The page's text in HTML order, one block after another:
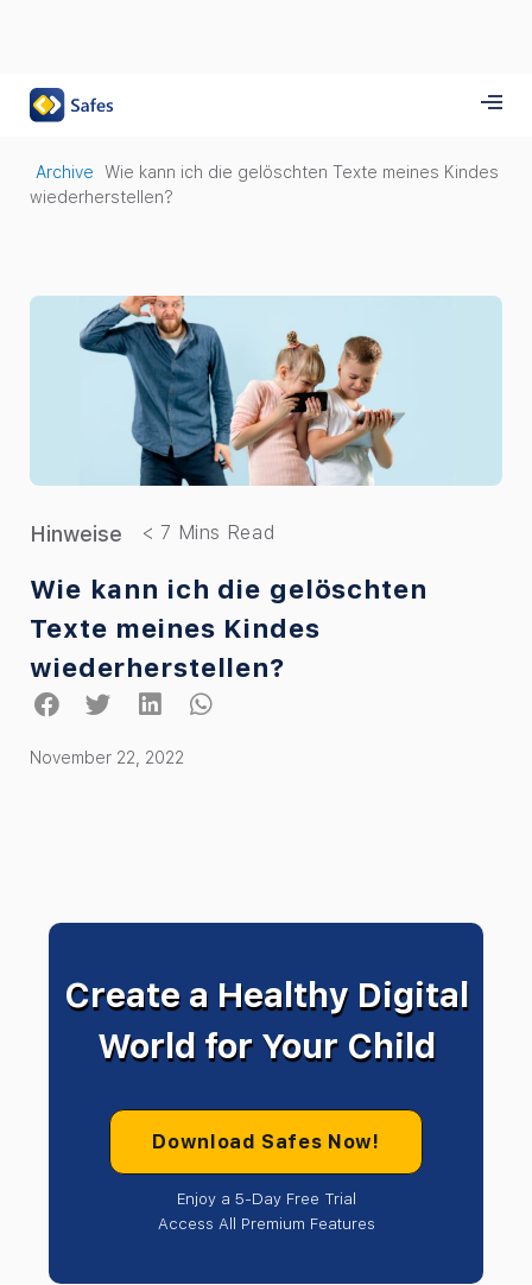
Archive
Wie kann ich die gelöschten Texte meines Kindes
wiederherstellen?
Hinweise
Wie kann ich die gelöschten
Texte meines Kindes
wiederherstellen?
November 22, 2022
Create a Healthy Digital
World for Your Child
Download Safes Now!
Enjoy a 5-Day Free Trial
Access All Premium Features